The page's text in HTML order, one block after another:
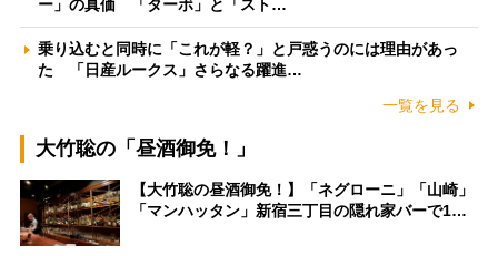
ー」の真価 「ターボ」と「スト…
乗り込むと同時に「これが軽？」と戸惑うのには理由があっ
た 「日産ルークス」さらなる躍進…
一覧を見る
大竹聡の「昼酒御免！」
【大竹聡の昼酒御免！】「ネグローニ」「山崎」
「マンハッタン」新宿三丁目の隠れ家バーで1…